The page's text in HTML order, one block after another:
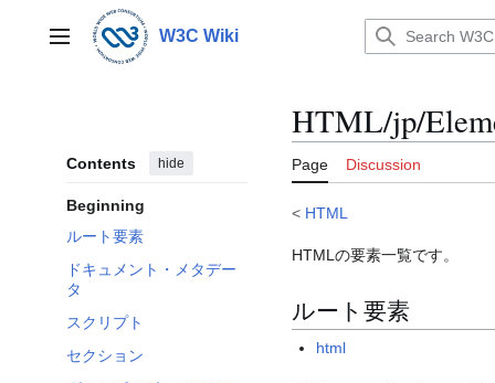
contentMain menu W3C Wiki
Contents hide
Beginning
ルート要素
ドキュメント・メタデー
タ
スクリプト
セクション
HTML/jp/
Page Discussion
< HTML
HTMLの要素一覧です。
ルート要素
html